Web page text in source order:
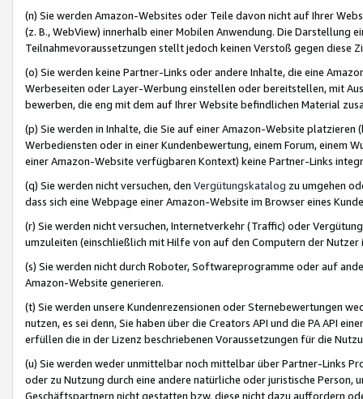
(n) Sie werden Amazon-Websites oder Teile davon nicht auf Ihrer
(z. B., WebView) innerhalb einer Mobilen Anwendung. Die Darstellung
Teilnahmevoraussetzungen stellt jedoch keinen Verstoß gegen diese
(o) Sie werden keine Partner-Links oder andere Inhalte, die eine
Werbeseiten oder Layer-Werbung einstellen oder bereitstellen, mit
bewerben, die eng mit dem auf Ihrer Website befindlichen Material
(p) Sie werden in Inhalte, die Sie auf einer Amazon-Website
Werbediensten oder in einer Kundenbewertung, einem Forum, einem
einer Amazon-Website verfügbaren Kontext) keine Partner-Links
(q) Sie werden nicht versuchen, den Vergütungskatalog zu umgehen
dass sich eine Webpage einer Amazon-Website im Browser eines
(r) Sie werden nicht versuchen, Internetverkehr (Traffic) oder
umzuleiten (einschließlich mit Hilfe von auf den Computern der
(s) Sie werden nicht durch Roboter, Softwareprogramme oder auf
Amazon-Website generieren.
(t) Sie werden unsere Kundenrezensionen oder Sternebewertungen
nutzen, es sei denn, Sie haben über die Creators API und die PA API
erfüllen die in der Lizenz beschriebenen Voraussetzungen für die
(u) Sie werden weder unmittelbar noch mittelbar über Partner-Links
oder zu Nutzung durch eine andere natürliche oder juristische
Geschäftspartnern nicht gestatten bzw. diese nicht dazu auffordern